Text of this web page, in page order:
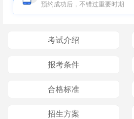
预约成功后，不错过重要时期
考试介绍
报考条件
合格标准
招生方案